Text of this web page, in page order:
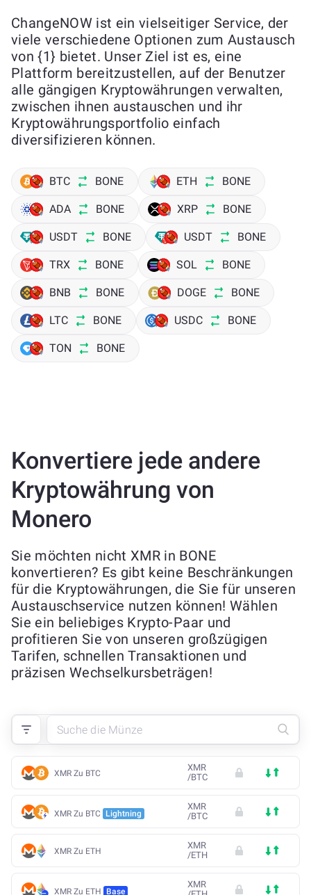
ChangeNOW ist ein vielseitiger Service, der
viele verschiedene Optionen zum Austausch
von {1} bietet. Unser Ziel ist es, eine
Plattform bereitzustellen, auf der Benutzer
alle gängigen Kryptowährungen verwalten,
zwischen ihnen austauschen und ihr
Kryptowährungsportfolio einfach
diversifizieren können.
BTC BONE ETH BONE
ADA BONE XRP BONE
USDT BONE USDT BONE
TRX BONE SOL BONE
BNB BONE DOGE BONE
LTC BONE USDC BONE
TON BONE
Konvertiere jede andere
Kryptowährung von
Monero
Sie möchten nicht XMR in BONE
konvertieren? Es gibt keine Beschränkungen
für die Kryptowährungen, die Sie für unseren
Austauschservice nutzen können! Wählen
Sie ein beliebiges Krypto-Paar und
profitieren Sie von unseren großzügigen
Tarifen, schnellen Transaktionen und
präzisen Wechselkursbeträgen!
XMR Zu BTC
XMR
/BTC
XMR Zu BTC Lightning
XMR
/BTC
XMR Zu ETH
XMR
/ETH
XMR Zu ETH Base
XMR